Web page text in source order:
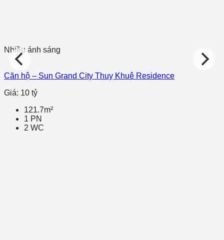
Nhiều ánh sáng
Căn hộ – Sun Grand City Thuỵ Khuê Residence
Giá: 10 tỷ
121.7m²
1 PN
2 WC